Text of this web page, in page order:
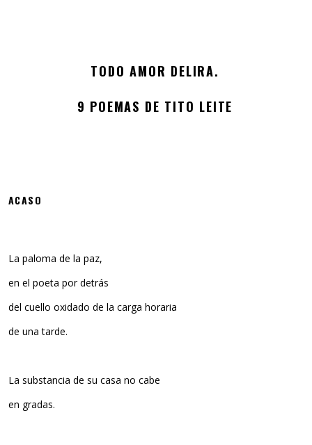
TODO AMOR DELIRA.
9 POEMAS DE TITO LEITE
ACASO
La paloma de la paz,
en el poeta por detrás
del cuello oxidado de la carga horaria
de una tarde.
La substancia de su casa no cabe
en gradas.